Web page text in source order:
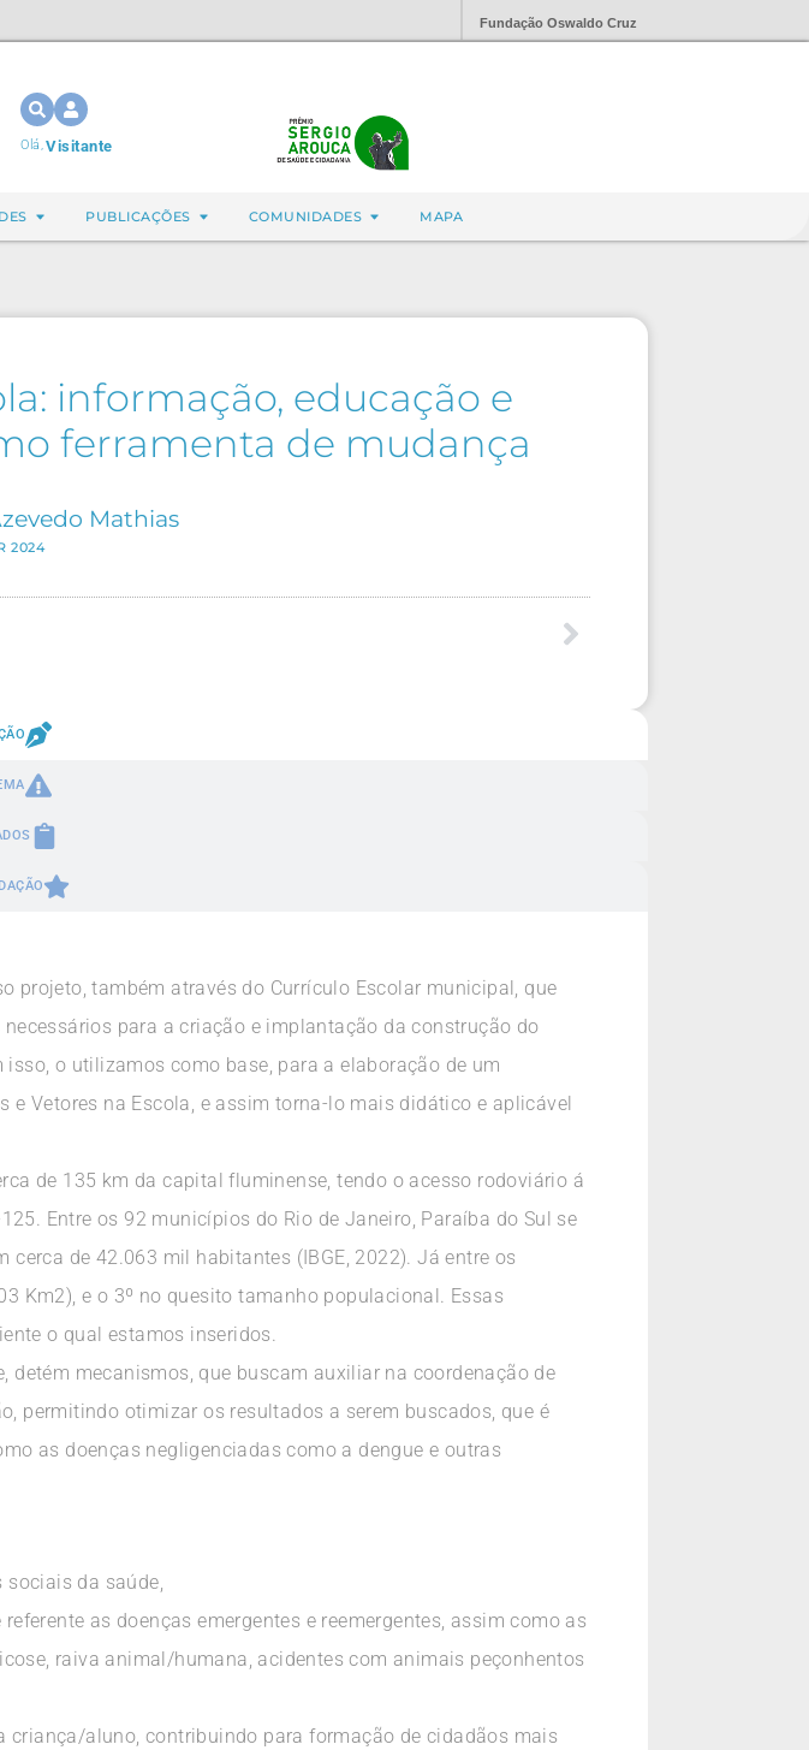
Fundação Oswaldo Cruz
Olá,Visitante
PUBLICAÇÕES COMUNIDADES MAPA
informação, educação e
ferramenta de mudança
Mathias
2024
projeto, também através do Currículo Escolar municipal, que
para a criação e implantação da construção do
o utilizamos como base, para a elaboração de um
Vetores na Escola, e assim torna-lo mais didático e aplicável
de 135 km da capital fluminense, tendo o acesso rodoviário á
Entre os 92 municípios do Rio de Janeiro, Paraíba do Sul se
de 42.063 mil habitantes (IBGE, 2022). Já entre os
Km2), e o 3º no quesito tamanho populacional. Essas
o qual estamos inseridos.
detém mecanismos, que buscam auxiliar na coordenação de
permitindo otimizar os resultados a serem buscados, que é
as doenças negligenciadas como a dengue e outras
sociais da saúde,
as doenças emergentes e reemergentes, assim como as
raiva animal/humana, acidentes com animais peçonhentos
aluno, contribuindo para formação de cidadãos mais